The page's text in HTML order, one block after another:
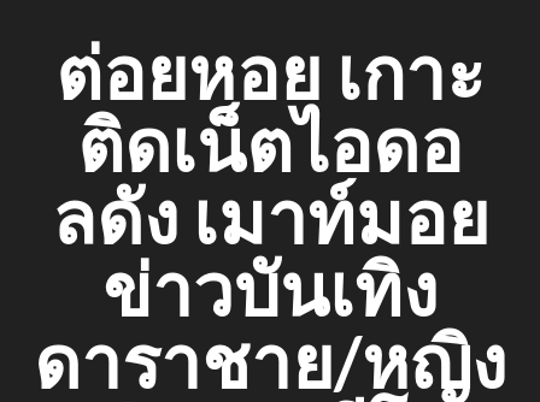
contentต่อยหอย เกาะ
ติดเน็ตไอดอ
ลดัง เมาท์มอย
ข่าวบันเทิง
ดาราชาย/หญิง